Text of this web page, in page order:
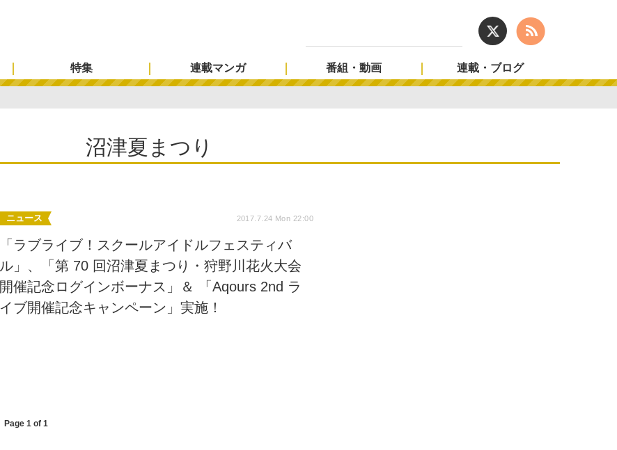
特集 連載マンガ 番組・動画 連載・ブログ
沼津夏まつり
ニュース 2017.7.24 Mon 22:00
「ラブライブ！スクールアイドルフェスティバ
ル」、「第 70 回沼津夏まつり・狩野川花火大会
開催記念ログインボーナス」＆ 「Aqours 2nd ラ
イブ開催記念キャンペーン」実施！
Page 1 of 1